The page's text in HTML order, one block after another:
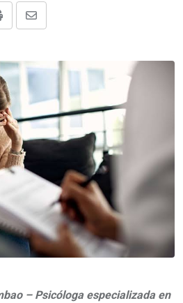
Share
– Psicóloga especializada en